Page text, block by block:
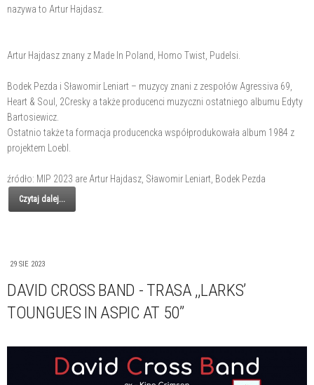
nazywa to Artur Hajdasz.
Artur Hajdasz znany z Made In Poland, Homo Twist, Pudelsi.
Bodek Pezda i Sławomir Leniart – muzycy znani z zespołów Agressiva 69,
Heart & Soul, 2Cresky a także producenci muzyczni ostatniego albumu Edyty
Bartosiewicz.
Ostatnio także ta formacja producencka współprodukowała album 1984 z
projektem Loebl.
źródło: MIP 2023 are Artur Hajdasz, Sławomir Leniart, Bodek Pezda
Czytaj dalej...
29 SIE 2023
DAVID CROSS BAND - TRASA ,,LARKS’
TOUNGUES IN ASPIC AT 50’’